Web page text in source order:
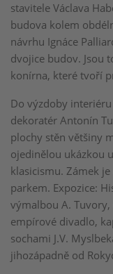
stavitele Václava
budova kolem
návrhu Ignáce
dvojice budov. Jsou
konírna, které tvoří
Do výzdoby
dekoratér Antonín
plochy stěn většiny
ojedinělou ukázkou
klasicismu. Zámek
parkem. Expozice:
výmalbou A.
empírové divadlo,
sochami J.V.
jihozápadně od